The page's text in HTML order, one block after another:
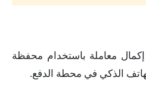
معاملة باستخدام محفظة
الذكي في محطة الدفع.